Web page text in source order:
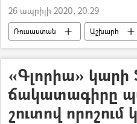
26 ապրիլի 2020, 20:29
Ռուսաստան Աշխարհ
Հեռուստատեսություն
երգ
«Գլորիա» կարի
ճակատագիրը
շուտով որոշում